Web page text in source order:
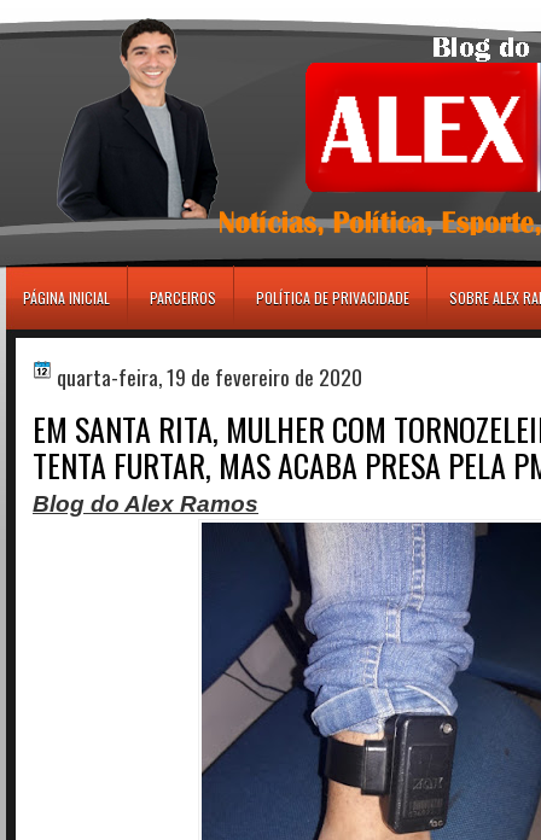
PÁGINA INICIAL PARCEIROS POLÍTICA DE PRIVACIDADE SOBRE ALEX
quarta-feira, 19 de fevereiro de 2020
EM SANTA RITA, MULHER COM
TENTA FURTAR, MAS ACABA PRESA PELA
Blog do Alex Ramos